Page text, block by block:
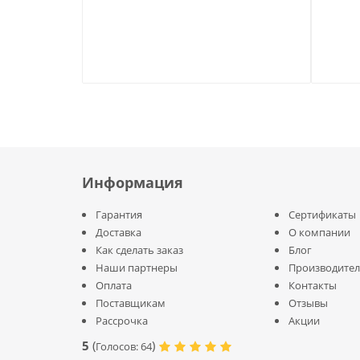
Информация
Гарантия
Доставка
Как сделать заказ
Наши партнеры
Оплата
Поставщикам
Рассрочка
Сертификаты
О компании
Блог
Контакты
Отзывы
Акции
5 (Голосов:64)